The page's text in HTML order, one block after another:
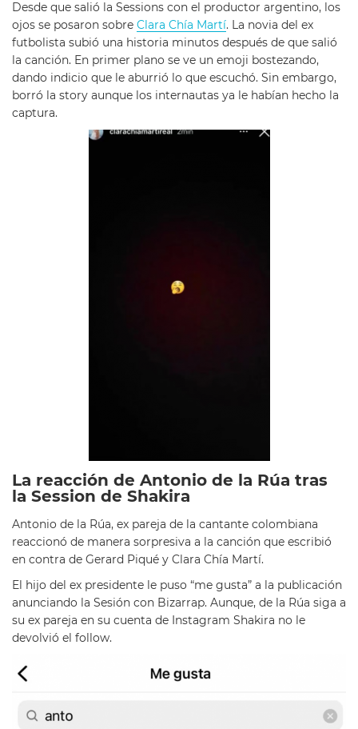
Desde que salió la Sessions con el productor argentino, los
ojos se posaron sobre Clara Chía Martí. La novia del ex
futbolista subió una historia minutos después de que salió
la canción. En primer plano se ve un emoji bostezando,
dando indicio que le aburrió lo que escuchó. Sin embargo,
borró la story aunque los internautas ya le habían hecho la
captura.
La reacción de Antonio de la Rúa tras
la Session de Shakira
Antonio de la Rúa, ex pareja de la cantante colombiana
reaccionó de manera sorpresiva a la canción que escribió
en contra de Gerard Piqué y Clara Chía Martí.
El hijo del ex presidente le puso “me gusta” a la publicación
anunciando la Sesión con Bizarrap. Aunque, de la Rúa siga a
su ex pareja en su cuenta de Instagram Shakira no le
devolvió el follow.